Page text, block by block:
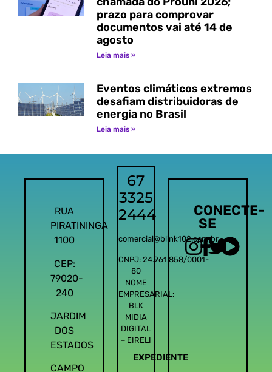
prazo para comprovar
documentos vai até 14 de
agosto
Leia mais »
Eventos climáticos extremos
desafiam distribuidoras de
energia no Brasil
Leia mais »
RUA
PIRATININGA
1100
CEP:
79020-
240
JARDIM
DOS
ESTADOS
CAMPO
67
3325
2444
comercial@blink102.com.br
CNPJ: 24.961.858/0001-
80
NOME
EMPRESARIAL:
BLK
MIDIA
DIGITAL
– EIRELI
EXPEDIENTE
CONECTE-
SE